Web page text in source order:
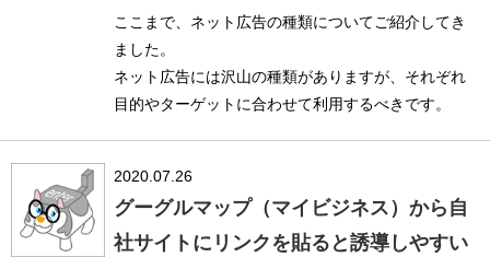
ここまで、ネット広告の種類についてご紹介してき
ました。
ネット広告には沢山の種類がありますが、それぞれ
目的やターゲットに合わせて利用するべきです。
2020.07.26
グーグルマップ（マイビジネス）から自
社サイトにリンクを貼ると誘導しやすい